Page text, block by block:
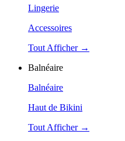
Lingerie
Accessoires
Tout Afficher →
Balnéaire
Balnéaire
Haut de Bikini
Tout Afficher →